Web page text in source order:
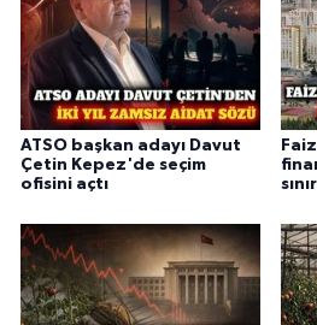
ATSO başkan adayı Davut
Çetin Kepez'de seçim
ofisini açtı